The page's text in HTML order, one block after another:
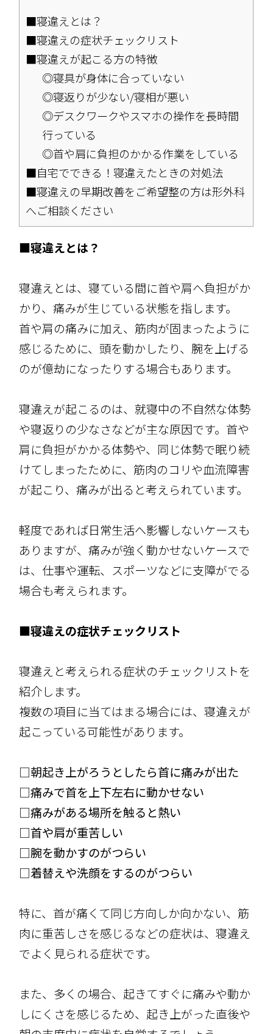
■寝違えとは？
■寝違えの症状チェックリスト
■寝違えが起こる方の特徴
◎寝具が身体に合っていない
◎寝返りが少ない/寝相が悪い
◎デスクワークやスマホの操作を長時間
行っている
◎首や肩に負担のかかる作業をしている
■自宅でできる！寝違えたときの対処法
■寝違えの早期改善をご希望整の方は形外科
へご相談ください
■寝違えとは？
寝違えとは、寝ている間に首や肩へ負担がか
かり、痛みが生じている状態を指します。
首や肩の痛みに加え、筋肉が固まったように
感じるために、頭を動かしたり、腕を上げる
のが億劫になったりする場合もあります。
寝違えが起こるのは、就寝中の不自然な体勢
や寝返りの少なさなどが主な原因です。首や
肩に負担がかかる体勢や、同じ体勢で眠り続
けてしまったために、筋肉のコリや血流障害
が起こり、痛みが出ると考えられています。
軽度であれば日常生活へ影響しないケースも
ありますが、痛みが強く動かせないケースで
は、仕事や運転、スポーツなどに支障がでる
場合も考えられます。
■寝違えの症状チェックリスト
寝違えと考えられる症状のチェックリストを
紹介します。
複数の項目に当てはまる場合には、寝違えが
起こっている可能性があります。
□朝起き上がろうとしたら首に痛みが出た
□痛みで首を上下左右に動かせない
□痛みがある場所を触ると熱い
□首や肩が重苦しい
□腕を動かすのがつらい
□着替えや洗顔をするのがつらい
特に、首が痛くて同じ方向しか向かない、筋
肉に重苦しさを感じるなどの症状は、寝違え
でよく見られる症状です。
また、多くの場合、起きてすぐに痛みや動か
しにくさを感じるため、起き上がった直後や